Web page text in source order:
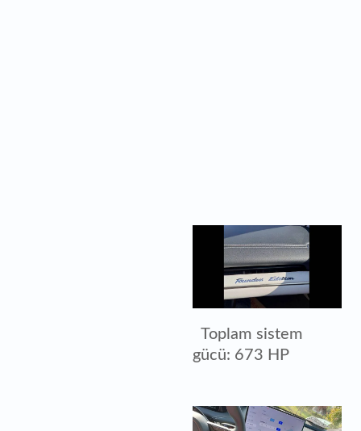
Toplam sistem
gücü: 673 HP